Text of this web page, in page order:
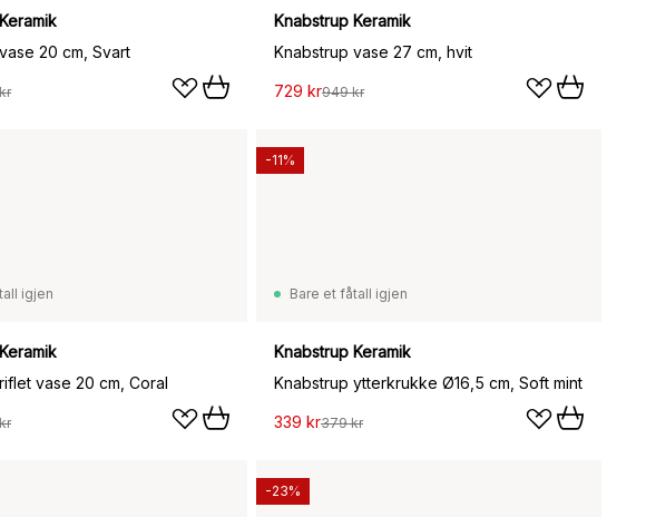
20 cm, Svart
Knabstrup Keramik
Knabstrup vase 27 cm, hvit
729 kr949 kr
igjen
vase 20 cm, Coral
Bare et fåtall igjen
Knabstrup Keramik
Knabstrup ytterkrukke Ø16,5 cm, Soft mint
339 kr379 kr
-11%
-23%